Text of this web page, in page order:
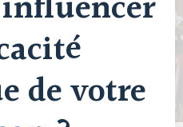
de votre